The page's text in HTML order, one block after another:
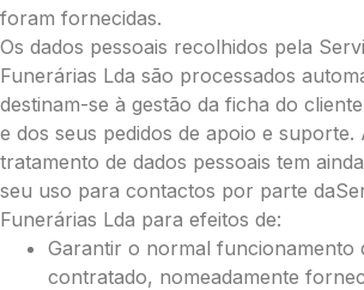
foram fornecidas.
Os dados pessoais recolhidos pela
Funerárias Lda são processados
destinam-se à gestão da ficha do
e dos seus pedidos de apoio e suporte.
tratamento de dados pessoais tem
seu uso para contactos por parte
Funerárias Lda para efeitos de:
Garantir o normal funcionamento
contratado, nomeadamente